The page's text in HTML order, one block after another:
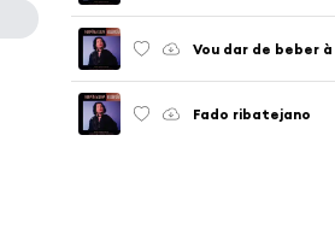
Vou dar de beber
Fado ribatejano